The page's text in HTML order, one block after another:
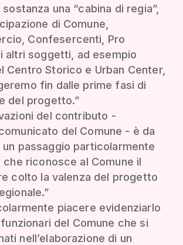
una “cabina di regia”,
di Comune,
Confesercenti, Pro
altri soggetti, ad esempio
Centro Storico e Urban Center,
fin dalle prime fasi di
del progetto.”
del contributo -
del Comune - è da
passaggio particolarmente
riconosce al Comune il
colto la valenza del progetto
piacere evidenziarlo
del Comune che si
nell’elaborazione di un